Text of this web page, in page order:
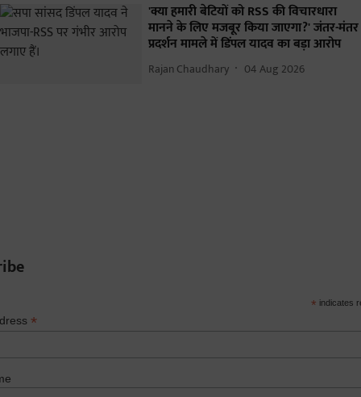
'क्या हमारी बेटियों को RSS की विचारधारा
मानने के लिए मजबूर किया जाएगा?' जंतर-मंतर
प्रदर्शन मामले में डिंपल यादव का बड़ा आरोप
Rajan Chaudhary 04 Aug 2026
* indicates
*